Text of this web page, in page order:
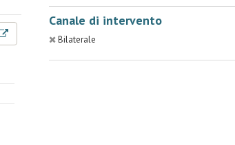
Canale di intervento
Bilaterale